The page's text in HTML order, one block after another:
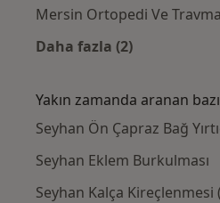
Mersin Ortopedi Ve
Daha fazla (2)
Yakın zamanda aranan
Seyhan Ön Çapraz Bağ
Seyhan Eklem Burkulması
Seyhan Kalça